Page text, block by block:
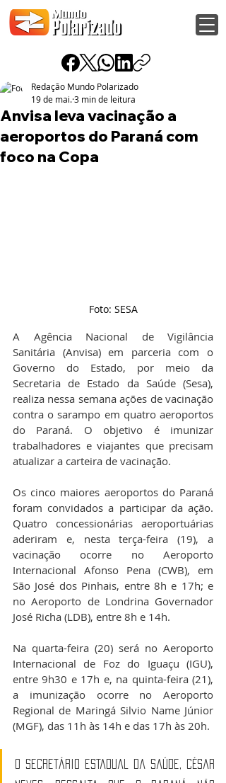
Anvisa leva vacinação a
aeroportos do Paraná com
foco na Copa
Redação Mundo Polarizado
19 de mai.3 min de leitura
Foto: SESA
A Agência Nacional de Vigilância
Sanitária (Anvisa) em parceria com o
Governo do Estado, por meio da
Secretaria de Estado da Saúde (Sesa),
realiza nessa semana ações de vacinação
contra o sarampo em quatro aeroportos
do Paraná. O objetivo é imunizar
trabalhadores e viajantes que precisam
atualizar a carteira de vacinação.
Os cinco maiores aeroportos do Paraná
foram convidados a participar da ação.
Quatro concessionárias aeroportuárias
aderiram e, nesta terça-feira (19), a
vacinação ocorre no Aeroporto
Internacional Afonso Pena (CWB), em
São José dos Pinhais, entre 8h e 17h; e
no Aeroporto de Londrina Governador
José Richa (LDB), entre 8h e 14h.
Na quarta-feira (20) será no Aeroporto
Internacional de Foz do Iguaçu (IGU),
entre 9h30 e 17h e, na quinta-feira (21),
a imunização ocorre no Aeroporto
Regional de Maringá Silvio Name Júnior
(MGF), das 11h às 14h e das 17h às 20h.
O secretário estadual da Saúde, César